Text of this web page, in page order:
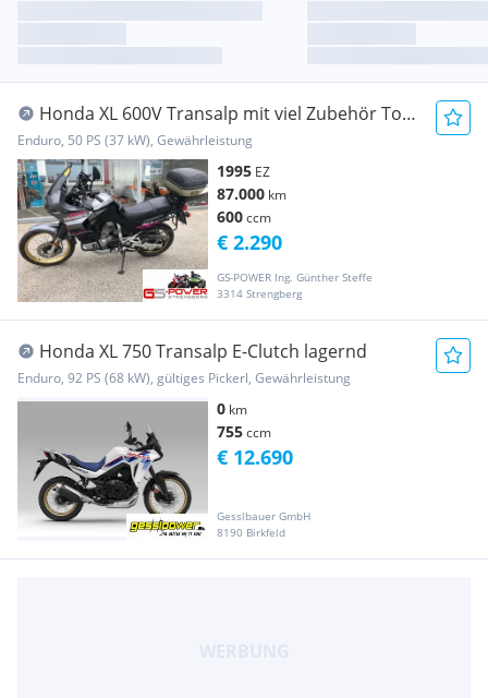
Honda XL 600V Transalp mit viel Zubehör Top
gewartet ...
Enduro, 50 PS (37 kW), Gewährleistung
1995 EZ
87.000 km
600ccm
GS-POWER Ing. Günther Steffe
3314 Strengberg
€ 2.290
Honda XL 750 Transalp E-Clutch lagernd
Enduro, 92 PS (68 kW), gültiges Pickerl, Gewährleistung
0 km
755ccm
Gesslbauer GmbH
8190 Birkfeld
€ 12.690